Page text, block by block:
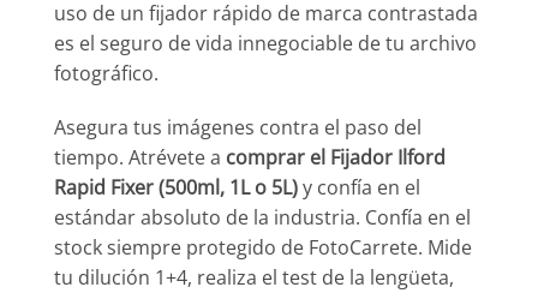
uso de un fijador rápido de marca contrastada
es el seguro de vida innegociable de tu archivo
fotográfico.
Asegura tus imágenes contra el paso del
tiempo. Atrévete a comprar el Fijador Ilford
Rapid Fixer (500ml, 1L o 5L)y confía en el
estándar absoluto de la industria. Confía en el
stock siempre protegido de FotoCarrete. Mide
tu dilución 1+4, realiza el test de la lengüeta,